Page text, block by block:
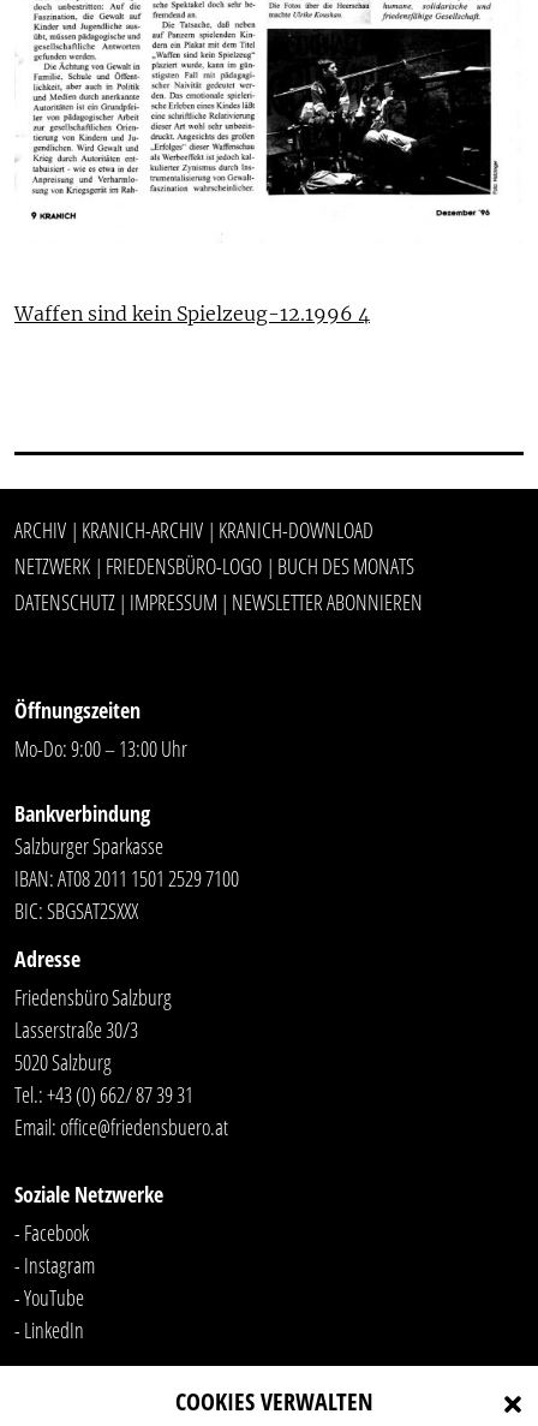
COOKIES VERWALTEN
Waffen sind kein Spielzeug-12.1996 4
ARCHIV | KRANICH-ARCHIV | KRANICH-DOWNLOAD
NETZWERK | FRIEDENSBÜRO-LOGO | BUCH DES MONATS
DATENSCHUTZ | IMPRESSUM | NEWSLETTER ABONNIEREN
Öffnungszeiten
Mo-Do: 9:00 – 13:00 Uhr
Bankverbindung
Salzburger Sparkasse
IBAN: AT08 2011 1501 2529 7100
BIC: SBGSAT2SXXX
Adresse
Friedensbüro Salzburg
Lasserstraße 30/3
5020 Salzburg
Tel.:+43 (0) 662/ 87 39 31
Email:office@friedensbuero.at
Soziale Netzwerke
- Facebook
- Instagram
- YouTube
- LinkedIn